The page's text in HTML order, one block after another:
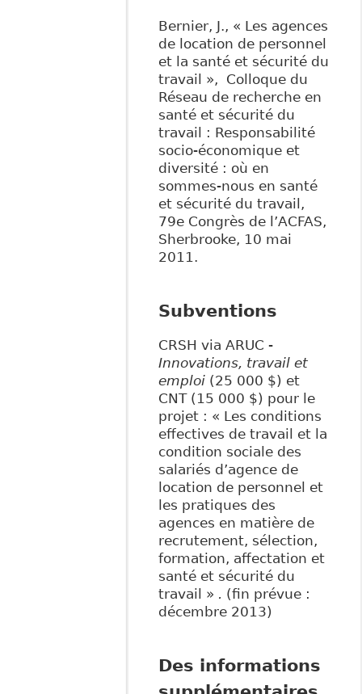
Bernier, J., « Les agences
de location de personnel
et la santé et sécurité du
travail », Colloque du
Réseau de recherche en
santé et sécurité du
travail : Responsabilité
socio-économique et
diversité : où en
sommes-nous en santé
et sécurité du travail,
79e Congrès de l’ACFAS,
Sherbrooke, 10 mai
2011.
Subventions
CRSH via ARUC -
Innovations, travail et
emploi (25 000 $) et
CNT (15 000 $) pour le
projet : « Les conditions
effectives de travail et la
condition sociale des
salariés d’agence de
location de personnel et
les pratiques des
agences en matière de
recrutement, sélection,
formation, affectation et
santé et sécurité du
travail » . (fin prévue :
décembre 2013)
Des informations